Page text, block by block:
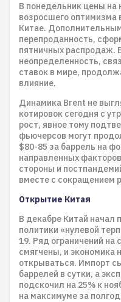
В понедельник цены на
возросшего оптимизма
Китае.
перепроданность,
пятничных распродаж.
неопределенность,
ставок в мире,
влияние.
Динамика Brent не
котировок сегодня с
рост, явное тому
фьючерсов могут
$80-85 за баррель на
направленных
стороны и
вместе с сокращением
Открытие Китая
В декабре Китай начал
политики «нулевой
19. Ряд ограничений
смягчены, и экономика
открываться. Импорт
баррелей в сутки, а
подскочил на 25% к
на максимуме за